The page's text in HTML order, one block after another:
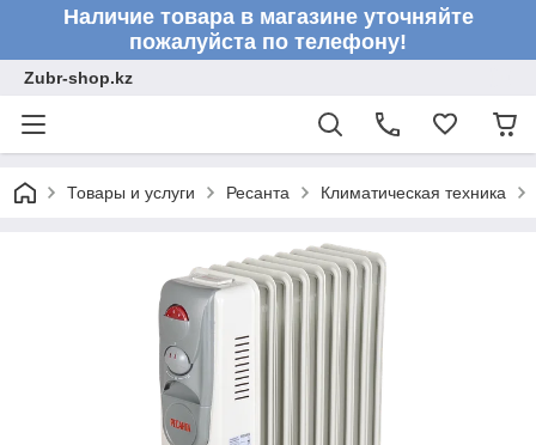
Наличие товара в магазине уточняйте
пожалуйста по телефону!
Zubr-shop.kz
Товары и услуги Ресанта Климатическая техника